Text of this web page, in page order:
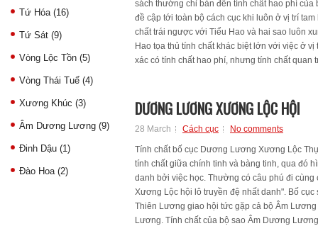
Tứ Hóa (16)
Tứ Sát (9)
Vòng Lộc Tồn (5)
Vòng Thái Tuế (4)
Xương Khúc (3)
Âm Dương Lương (9)
Đinh Dậu (1)
Đào Hoa (2)
sách thường chỉ bàn đến tính chất hao phí
đề cập tới toàn bộ cách cục khi luôn ở vị trí
chất trái ngược với Tiểu Hao và hai sao luôn
Hao tọa thủ tính chất khác biệt lớn với việc ở
xác có tính chất hao phí, nhưng tính chất quan
DƯƠNG LƯƠNG XƯƠNG LỘC HỘI
28 March Cách cục No comments
Tính chất bố cục Dương Lương Xương Lộc
tính chất giữa chính tinh và bàng tinh, qua đó
danh bởi việc học. Thường có câu phú đi
Xương Lộc hội lô truyền đệ nhất danh". Bố
Thiên Lương giao hội tức gặp cả bộ Âm
Lương. Tính chất của bộ sao Âm Dương